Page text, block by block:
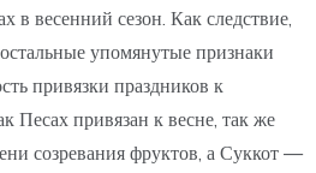
в весенний сезон. Как следствие,
упомянутые признаки
привязки праздников к
Песах привязан к весне, так же
созревания фруктов, а Суккот —